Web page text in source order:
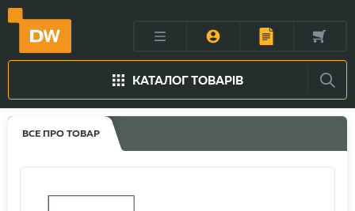
КАТАЛОГ ТОВАРІВ
ВСЕ ПРО ТОВАР